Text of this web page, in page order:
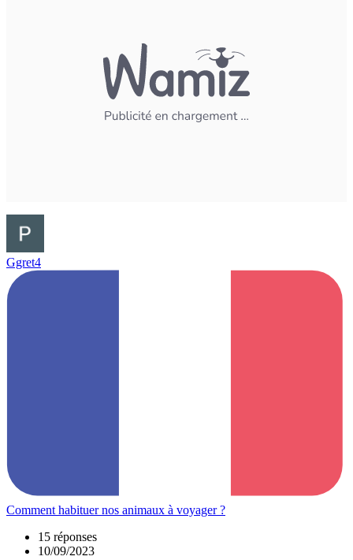
Ggret4
Comment habituer nos animaux à voyager ?
15 réponses
10/09/2023